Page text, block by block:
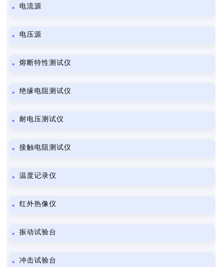
电流源
电压源
熔断特性测试仪
绝缘电阻测试仪
耐电压测试仪
接触电阻测试仪
温度记录仪
红外热像仪
振动试验台
冲击试验台